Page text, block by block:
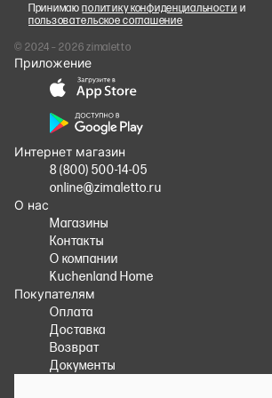
Принимаюполитику конфиденциальности и
пользовательское соглашение
© 2024 – 2026 zimaletto
Приложение
Интернет магазин
8 (800) 500-14-05
online@zimaletto.ru
О нас
Магазины
Контакты
О компании
Kuchenland Home
Покупателям
Оплата
Доставка
Возврат
Документы